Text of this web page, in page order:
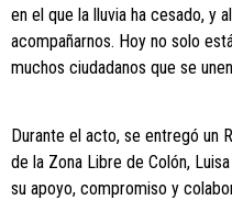
en el que la lluvia ha cesado, y
acompañarnos. Hoy no solo
muchos ciudadanos que se
Durante el acto, se entregó un
de la Zona Libre de Colón,
su apoyo, compromiso y